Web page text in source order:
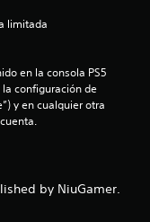
6
c
limitada
en la consola PS5
configuración de
y en cualquier otra
by NiuGamer.